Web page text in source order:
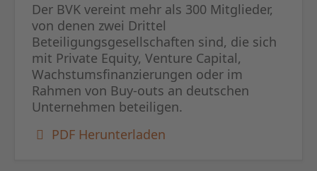
Der BVK vereint mehr als 300 Mitglieder,
von denen zwei Drittel
Beteiligungsgesellschaften sind, die sich
mit Private Equity, Venture Capital,
Wachstumsfinanzierungen oder im
Rahmen von Buy-outs an deutschen
Unternehmen beteiligen.
PDF Herunterladen